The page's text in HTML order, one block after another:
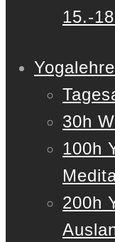
15.-
30h
100h
200h